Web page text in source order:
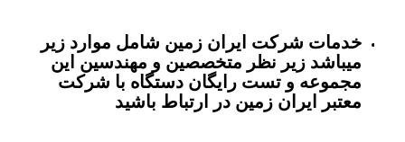
خدمات شرکت ایران زمین شامل موارد زیر
میباشد زیر نظر متخصصین و مهندسین این
مجموعه و تست رایگان دستگاه با شرکت
معتبر ایران زمین در ارتباط باشید